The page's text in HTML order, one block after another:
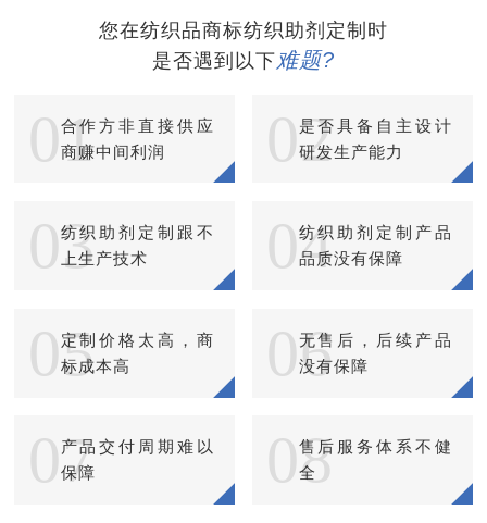
您在纺织品商标纺织助剂定制时
是否遇到以下难题?
01
合作方非直接供应
商赚中间利润
02是否具备自主设计
研发生产能力
03
纺织助剂定制跟不
上生产技术
04
纺织助剂定制产品
品质没有保障
05定制价格太高，商
标成本高
06无售后，后续产品
没有保障
07产品交付周期难以
保障
08
售后服务体系不健
全